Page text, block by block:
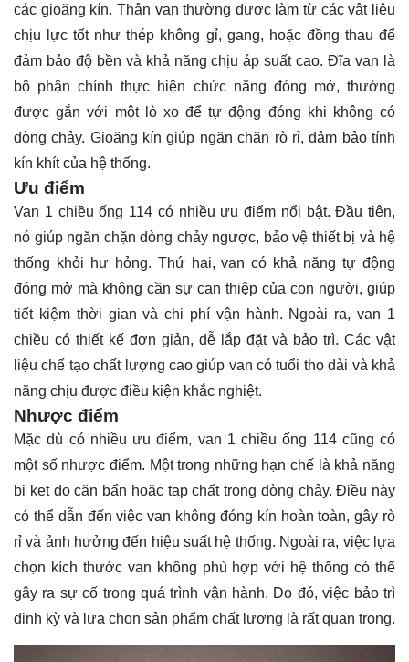
các gioăng kín. Thân van thường được làm từ các vật liệu
chịu lực tốt như thép không gỉ, gang, hoặc đồng thau để
đảm bảo độ bền và khả năng chịu áp suất cao. Đĩa van là
bộ phận chính thực hiện chức năng đóng mở, thường
được gắn với một lò xo để tự động đóng khi không có
dòng chảy. Gioăng kín giúp ngăn chặn rò rỉ, đảm bảo tính
kín khít của hệ thống.
Ưu điểm
Van 1 chiều ống 114 có nhiều ưu điểm nổi bật. Đầu tiên,
nó giúp ngăn chặn dòng chảy ngược, bảo vệ thiết bị và hệ
thống khỏi hư hỏng. Thứ hai, van có khả năng tự động
đóng mở mà không cần sự can thiệp của con người, giúp
tiết kiệm thời gian và chi phí vận hành. Ngoài ra, van 1
chiều có thiết kế đơn giản, dễ lắp đặt và bảo trì. Các vật
liệu chế tạo chất lượng cao giúp van có tuổi thọ dài và khả
năng chịu được điều kiện khắc nghiệt.
Nhược điểm
Mặc dù có nhiều ưu điểm, van 1 chiều ống 114 cũng có
một số nhược điểm. Một trong những hạn chế là khả năng
bị kẹt do cặn bẩn hoặc tạp chất trong dòng chảy. Điều này
có thể dẫn đến việc van không đóng kín hoàn toàn, gây rò
rỉ và ảnh hưởng đến hiệu suất hệ thống. Ngoài ra, việc lựa
chọn kích thước van không phù hợp với hệ thống có thể
gây ra sự cố trong quá trình vận hành. Do đó, việc bảo trì
định kỳ và lựa chọn sản phẩm chất lượng là rất quan trọng.